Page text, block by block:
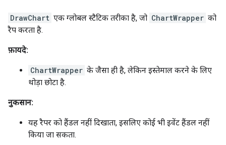
DrawChart एक ग्लोबल स्टैटिक तरीका है, जो ChartWrapper को
रैप करता है.
फ़ायदे:
ChartWrapper के जैसा ही है, लेकिन इस्तेमाल करने के लिए
थोड़ा छोटा है.
नुकसान:
यह रैपर को हैंडल नहीं दिखाता, इसलिए कोई भी इवेंट हैंडल नहीं
किया जा सकता.